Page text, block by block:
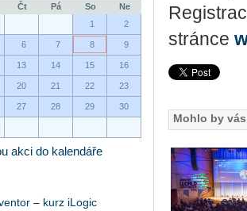
Čt Pá So
Ne
1
2
6 7 8 9
13 14 15 16
20 21 22 23
27 28 29 30
akci do kalendáře
– kurz iLogic
strán­ce
Mohlo by